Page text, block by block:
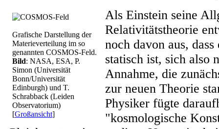
Grafische Darstellung der
Materieverteilung im so
genannten COSMOS-Feld.
Bild: NASA, ESA, P.
Simon (Universität
Bonn/Universität
Edinburgh) und T.
Schrabback (Leiden
Observatorium)
[Großansicht]
Als Einstein seine
Relativitätstheorie
noch davon aus,
statisch ist, sich also
Annahme, die
zur neuen Theorie
Physiker fügte
"kosmologische